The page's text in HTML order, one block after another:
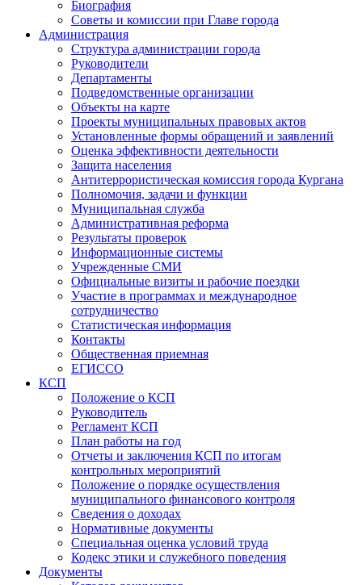
Биография
Советы и комиссии при Главе города
Администрация
Структура администрации города
Руководители
Департаменты
Подведомственные организации
Объекты на карте
Проекты муниципальных правовых актов
Установленные формы обращений и заявлений
Оценка эффективности деятельности
Защита населения
Антитеррористическая комиссия города Кургана
Полномочия, задачи и функции
Муниципальная служба
Административная реформа
Результаты проверок
Информационные системы
Учрежденные СМИ
Официальные визиты и рабочие поездки
Участие в программах и международное
сотрудничество
Статистическая информация
Контакты
Общественная приемная
ЕГИССО
КСП
Положение о КСП
Руководитель
Регламент КСП
План работы на год
Отчеты и заключения КСП по итогам
контрольных мероприятий
Положение о порядке осуществления
муниципального финансового контроля
Сведения о доходах
Нормативные документы
Специальная оценка условий труда
Кодекс этики и служебного поведения
Документы